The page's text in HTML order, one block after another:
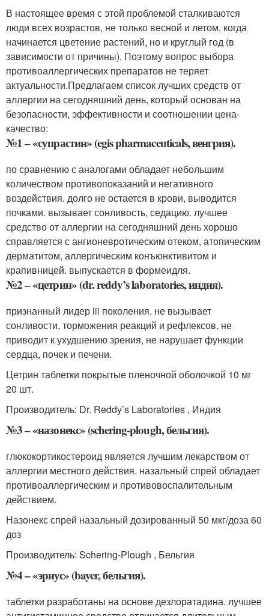
В настоящее время с этой проблемой сталкиваются
люди всех возрастов, не только весной и летом, когда
начинается цветение растений, но и круглый год (в
зависимости от причины). Поэтому вопрос выбора
противоаллергических препаратов не теряет
актуальности.Предлагаем список лучших средств от
аллергии на сегодняшний день, который основан на
безопасности, эффективности и соотношении цена-
качество:
№1 – «супрастин» (egis pharmaceuticals, венгрия).
по сравнению с аналогами обладает небольшим
количеством противопоказаний и негативного
воздействия. долго не остается в крови, выводится
почками. вызывает сонливость, седацию. лучшее
средство от аллергии на сегодняшний день хорошо
справляется с ангионевротическим отеком, атопическим
дерматитом, аллергическим конъюнктивитом и
крапивницей. выпускается в формеидля.
№2 – «цетрин» (dr. reddy’s laboratories, индия).
признанный лидер iii поколения. не вызывает
сонливости, торможения реакций и рефлексов, не
приводит к ухудшению зрения, не нарушает функции
сердца, почек и печени.
Цетрин таблетки покрытые пленочной оболочкой 10 мг
20 шт.
Производитель: Dr. Reddy’s Laboratories , Индия
№3 – «назонекс» (schering-plough, бельгия).
глюкокортикостероид является лучшим лекарством от
аллергии местного действия. назальный спрей обладает
противоаллергическим и противовоспалительным
действием.
Назонекс спрей назальный дозированный 50 мкг/доза 60
доз
Производитель: Schering-Plough , Бельгия
№4 – «эриус» (bayer, бельгия).
таблетки разработаны на основе дезлоратадина. лучшее